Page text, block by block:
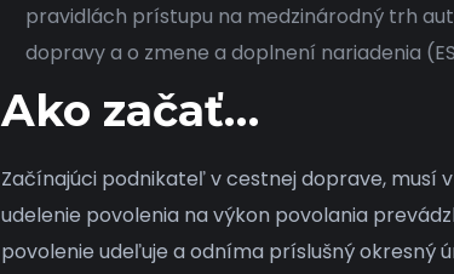
pravidlách prístupu na medzinárodný trh
dopravy a o zmene a doplnení nariadenia
Ako začať…
Začínajúci podnikateľ v cestnej doprave, musí
udelenie povolenia na výkon povolania
povolenie udeľuje a odníma príslušný okresný